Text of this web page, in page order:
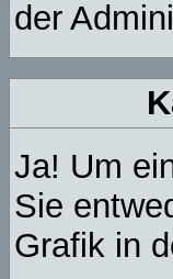
der
Ja! Um
Sie
Grafik in